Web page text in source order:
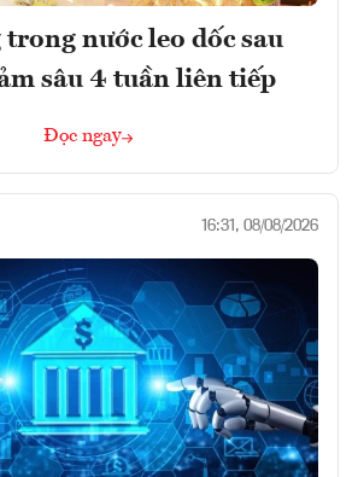
trong nước leo dốc sau
sâu 4 tuần liên tiếp
Đọc ngay
16:31, 08/08/2026